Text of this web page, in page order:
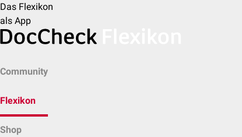
Das Flexikon
als App
Community
Flexikon
Shop